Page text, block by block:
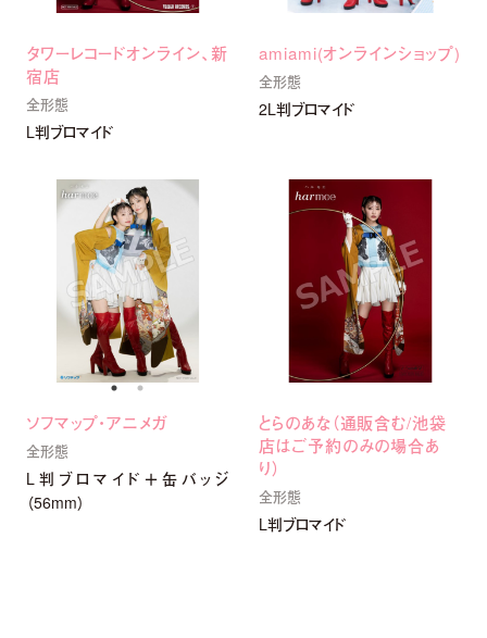
タワーレコードオンライン、新
宿店
全形態
L判ブロマイド
amiami(オンラインショップ)
全形態
2L判ブロマイド
ソフマップ・アニメガ
全形態
L判ブロマイド＋缶バッジ
（56mm）
とらのあな（通販含む/池袋
店はご予約のみの場合あ
り）
全形態
L判ブロマイド